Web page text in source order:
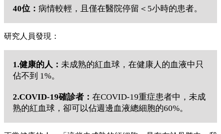
40位： 病情較輕，且僅在醫院停留＜5小時的患者。
研究人員發現：
1.健康的人： 未成熟的紅血球，在健康人的血液中只
佔不到 1%。
2.COVID-19確診者： 在COVID-19重症患者中，未成
熟的紅血球，卻可以佔週邊血液總細胞的60%。